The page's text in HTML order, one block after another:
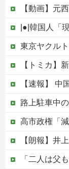
【動画】元
|●|韓国人「現在、日本が密
東京ヤクルトスワローズ月別勝率
【トミカ】新
【速報】 中
路上駐車中のテスラ車
高市政権「
【朗報】井上和
「二人は父も母も同じきょ